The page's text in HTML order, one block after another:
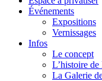
Événements
Expositions
Vernissages
Infos
Le concept
L’histoire
La Galerie